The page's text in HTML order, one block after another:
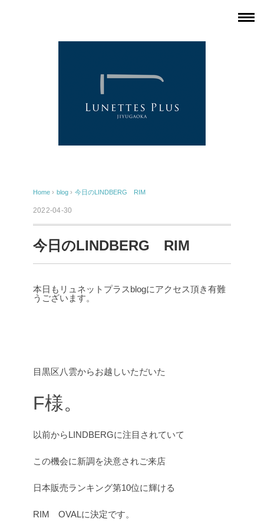
Home › blog › 今日のLINDBERG RIM
2022-04-30
今日のLINDBERG RIM
本日もリュネットプラスblogにアクセス頂き有難
うございます。
目黒区八雲からお越しいただいた
F様。
以前からLINDBERGに注目されていて
この機会に新調を決意されご来店
日本販売ランキング第10位に輝ける
RIM OVALに決定です。